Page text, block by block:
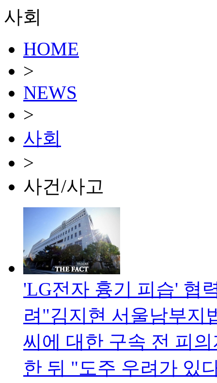
사회
HOME
>
NEWS
>
사회
>
사건/사고
'LG전자 흉기 피습' 협
려"김지현 서울남부지
씨에 대한 구속 전 피
한 뒤 "도주 우려가 있